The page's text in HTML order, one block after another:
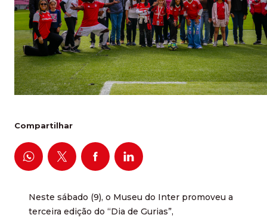
Compartilhar
Neste sábado (9), o Museu do Inter promoveu a
terceira edição do “Dia de Gurias”,